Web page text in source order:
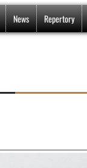
News Repertory